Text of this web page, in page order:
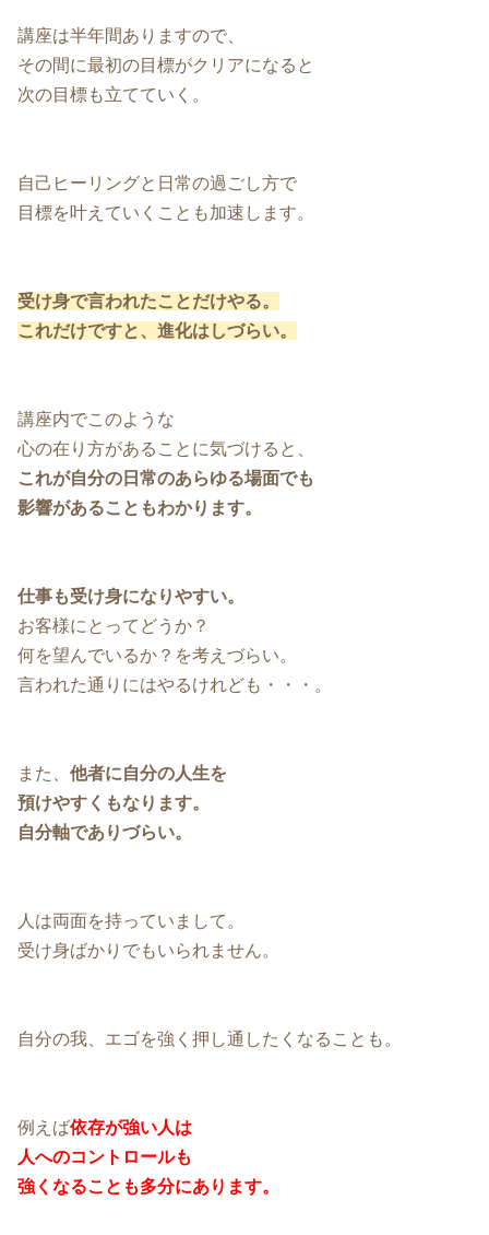
講座は半年間ありますので、
その間に最初の目標がクリアになると
次の目標も立てていく。
自己ヒーリングと日常の過ごし方で
目標を叶えていくことも加速します。
受け身で言われたことだけやる。
これだけですと、進化はしづらい。
講座内でこのような
心の在り方があることに気づけると、
これが自分の日常のあらゆる場面でも
影響があることもわかります。
仕事も受け身になりやすい。
お客様にとってどうか？
何を望んでいるか？を考えづらい。
言われた通りにはやるけれども・・・。
また、 他者に自分の人生を
預けやすくもなります。
自分軸でありづらい。
人は両面を持っていまして。
受け身ばかりでもいられません。
自分の我、エゴを強く押し通したくなることも。
例えば依存が強い人は
人へのコントロールも
強くなることも多分にあります。